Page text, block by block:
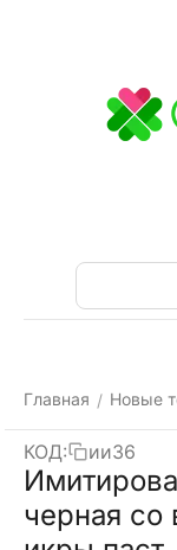
Главная / Новые
КОД: ии36
черная со